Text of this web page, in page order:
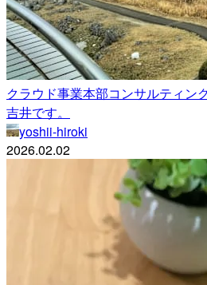
クラウド事業本部コンサルティン
吉井です。
yoshii-hiroki
2026.02.02